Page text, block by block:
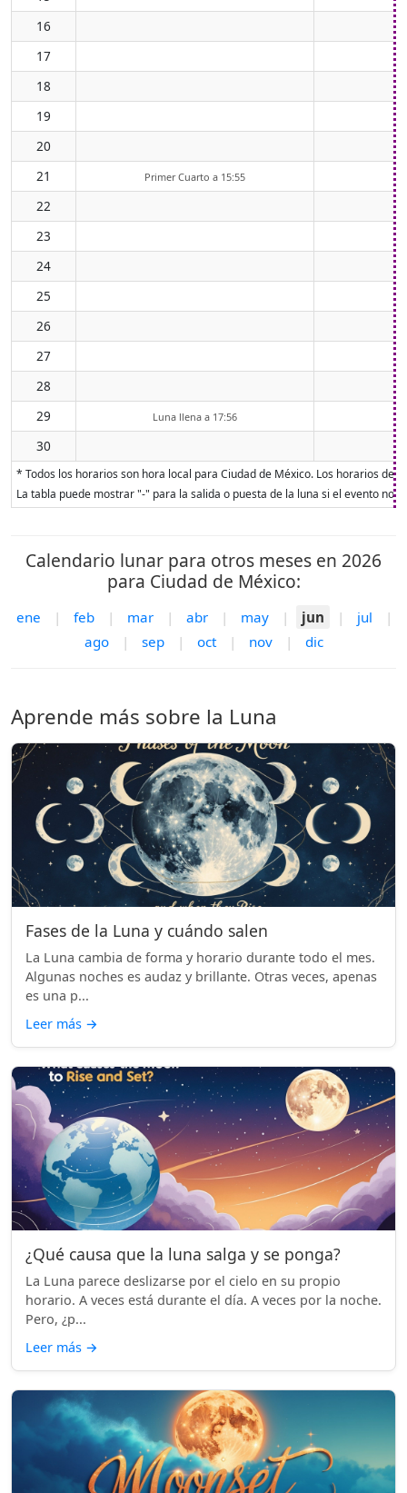
16
17
18
19
20
21
Primer Cuarto a 15:55
22
23
24
25
26
27
28
29
Luna llena a 17:56
30
* Todos los horarios son hora local para Ciudad de México. Los horarios de
La tabla puede mostrar "-" para la salida o puesta de la luna si el evento no
Calendario lunar para otros meses en 2026
para Ciudad de México:
ene | feb | mar | abr | may | jun | jul
|
ago
| sep | oct | nov | dic
Aprende más sobre la Luna
Fases de la Luna y cuándo salen
La Luna cambia de forma y horario durante todo el mes.
Algunas noches es audaz y brillante. Otras veces, apenas
es una p...
Leer más →
¿Qué causa que la luna salga y se ponga?
La Luna parece deslizarse por el cielo en su propio
horario. A veces está durante el día. A veces por la noche.
Pero, ¿p...
Leer más →